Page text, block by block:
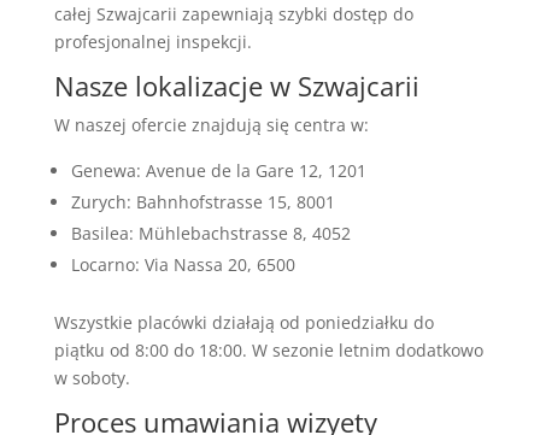
całej Szwajcarii zapewniają szybki dostęp do
profesjonalnej inspekcji.
Nasze lokalizacje w Szwajcarii
W naszej ofercie znajdują się centra w:
Genewa: Avenue de la Gare 12, 1201
Zurych: Bahnhofstrasse 15, 8001
Basilea: Mühlebachstrasse 8, 4052
Locarno: Via Nassa 20, 6500
Wszystkie placówki działają od poniedziałku do
piątku od 8:00 do 18:00. W sezonie letnim dodatkowo
w soboty.
Proces umawiania wizyety